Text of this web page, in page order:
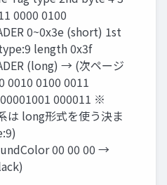
0000 0100
0~0x3e (short) 1st
length 0x3f
(long) → (次ページ
0010 0100 0011
000011 ※
は long形式を使う決ま
00 00 00 →